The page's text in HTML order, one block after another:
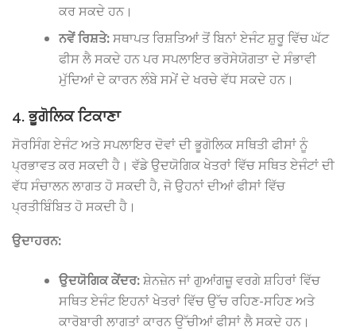
ਕਰ ਸਕਦੇ ਹਨ।
ਨਵੇਂ ਰਿਸ਼ਤੇ:ਸਥਾਪਤ ਰਿਸ਼ਤਿਆਂ ਤੋਂ ਬਿਨਾਂ ਏਜੰਟ ਸ਼ੁਰੂ ਵਿੱਚ ਘੱਟ
ਫੀਸ ਲੈ ਸਕਦੇ ਹਨ ਪਰ ਸਪਲਾਇਰ ਭਰੋਸੇਯੋਗਤਾ ਦੇ ਸੰਭਾਵੀ
ਮੁੱਦਿਆਂ ਦੇ ਕਾਰਨ ਲੰਬੇ ਸਮੇਂ ਦੇ ਖਰਚੇ ਵੱਧ ਸਕਦੇ ਹਨ।
4. ਭੂਗੋਲਿਕ ਟਿਕਾਣਾ
ਸੋਰਸਿੰਗ ਏਜੰਟ ਅਤੇ ਸਪਲਾਇਰ ਦੋਵਾਂ ਦੀ ਭੂਗੋਲਿਕ ਸਥਿਤੀ ਫੀਸਾਂ ਨੂੰ
ਪ੍ਰਭਾਵਤ ਕਰ ਸਕਦੀ ਹੈ। ਵੱਡੇ ਉਦਯੋਗਿਕ ਖੇਤਰਾਂ ਵਿੱਚ ਸਥਿਤ ਏਜੰਟਾਂ ਦੀ
ਵੱਧ ਸੰਚਾਲਨ ਲਾਗਤ ਹੋ ਸਕਦੀ ਹੈ, ਜੋ ਉਹਨਾਂ ਦੀਆਂ ਫੀਸਾਂ ਵਿੱਚ
ਪ੍ਰਤੀਬਿੰਬਿਤ ਹੋ ਸਕਦੀ ਹੈ।
ਉਦਾਹਰਨ:
ਉਦਯੋਗਿਕ ਕੇਂਦਰ:ਸ਼ੇਨਜ਼ੇਨ ਜਾਂ ਗੁਆਂਗਜ਼ੂ ਵਰਗੇ ਸ਼ਹਿਰਾਂ ਵਿੱਚ
ਸਥਿਤ ਏਜੰਟ ਇਹਨਾਂ ਖੇਤਰਾਂ ਵਿੱਚ ਉੱਚ ਰਹਿਣ-ਸਹਿਣ ਅਤੇ
ਕਾਰੋਬਾਰੀ ਲਾਗਤਾਂ ਕਾਰਨ ਉੱਚੀਆਂ ਫੀਸਾਂ ਲੈ ਸਕਦੇ ਹਨ।